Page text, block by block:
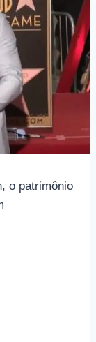
o patrimônio